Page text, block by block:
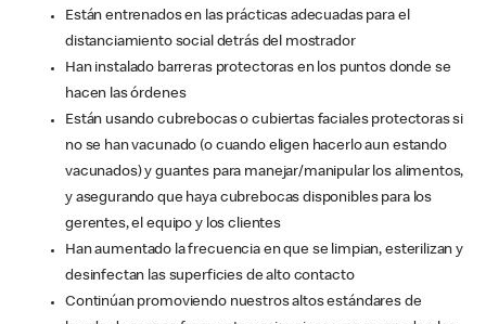
Están entrenados en las prácticas adecuadas para el
distanciamiento social detrás del mostrador
Han instalado barreras protectoras en los puntos donde se
hacen las órdenes
Están usando cubrebocas o cubiertas faciales protectoras si
no se han vacunado (o cuando eligen hacerlo aun estando
vacunados) y guantes para manejar/manipular los alimentos,
y asegurando que haya cubrebocas disponibles para los
gerentes, el equipo y los clientes
Han aumentado la frecuencia en que se limpian, esterilizan y
desinfectan las superficies de alto contacto
Continúan promoviendo nuestros altos estándares de